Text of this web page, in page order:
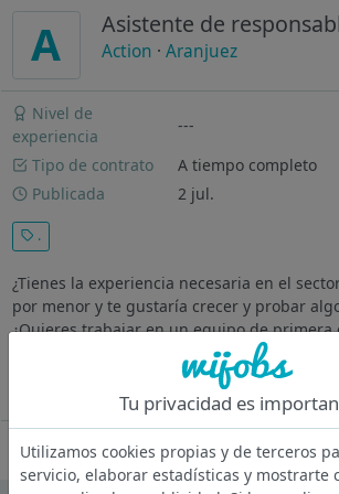
A Asistente de
Action ·Aranjuez
Nivel de
experiencia
---
Tipo de contrato
A tiempo completo
Publicada
2 jul.
.
¿Tienes la experiencia necesaria en el
por menor y te gustaría crecer y probar
¿Quieres trabajar en un equipo de primera
compañeros y cerca de casa? ¿Quieres
Tu privacidad es
Utilizamos cookies propias y de terceros
servicio, elaborar estadísticas y mostrarte